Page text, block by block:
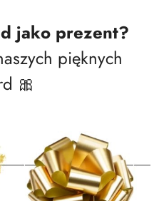
jako prezent?
pięknych
🎀